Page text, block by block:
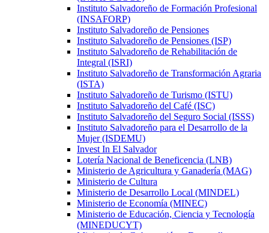
Instituto Salvadoreño de Formación Profesional
(INSAFORP)
Instituto Salvadoreño de Pensiones
Instituto Salvadoreño de Pensiones (ISP)
Instituto Salvadoreño de Rehabilitación de
Integral (ISRI)
Instituto Salvadoreño de Transformación Agraria
(ISTA)
Instituto Salvadoreño de Turismo (ISTU)
Instituto Salvadoreño del Café (ISC)
Instituto Salvadoreño del Seguro Social (ISSS)
Instituto Salvadoreño para el Desarrollo de la
Mujer (ISDEMU)
Invest In El Salvador
Lotería Nacional de Beneficencia (LNB)
Ministerio de Agricultura y Ganadería (MAG)
Ministerio de Cultura
Ministerio de Desarrollo Local (MINDEL)
Ministerio de Economía (MINEC)
Ministerio de Educación, Ciencia y Tecnología
(MINEDUCYT)